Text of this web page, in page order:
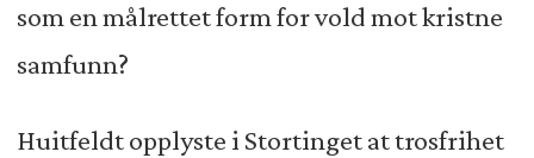
som en målrettet form for vold mot kristne
samfunn?
Huitfeldt opplyste i Stortinget at trosfrihet